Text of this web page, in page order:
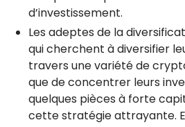
d’investissement.
Les adeptes de la
qui cherchent à diversifier
travers une variété de
que de concentrer leurs
quelques pièces à forte
cette stratégie attrayante.